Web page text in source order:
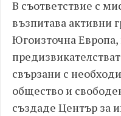
В съответствие с
възпитава активни
Югоизточна Европа,
свързани с
общество и
създаде Център за